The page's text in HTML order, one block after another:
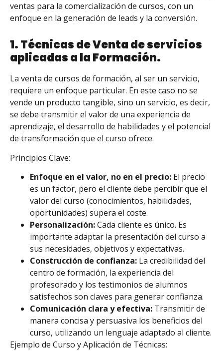
ventas para la comercialización de cursos, con un
enfoque en la generación de leads y la conversión.
1. Técnicas de Venta de servicios
aplicadas a la Formación.
La venta de cursos de formación, al ser un servicio,
requiere un enfoque particular. En este caso no se
vende un producto tangible, sino un servicio, es decir,
se debe transmitir el valor de una experiencia de
aprendizaje, el desarrollo de habilidades y el potencial
de transformación que el curso ofrece.
Principios Clave:
Enfoque en el valor, no en el precio: El precio
es un factor, pero el cliente debe percibir que el
valor del curso (conocimientos, habilidades,
oportunidades) supera el coste.
Personalización:Cada cliente es único. Es
importante adaptar la presentación del curso a
sus necesidades, objetivos y expectativas.
Construcción de confianza: La credibilidad del
centro de formación, la experiencia del
profesorado y los testimonios de alumnos
satisfechos son claves para generar confianza.
Comunicación clara y efectiva: Transmitir de
manera concisa y persuasiva los beneficios del
curso, utilizando un lenguaje adaptado al cliente.
Ejemplo de Curso y Aplicación de Técnicas: